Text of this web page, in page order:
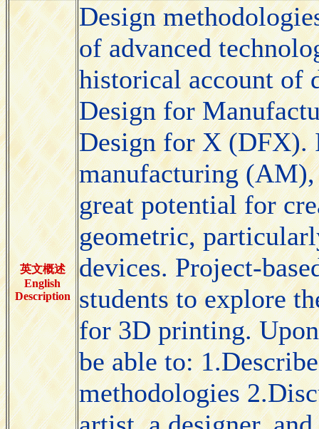
英文概述
English
Description
Design
of advanced
historical account of
Design for
Design for X (DFX).
manufacturing
great potential for
geometric,
devices. Project-
students to explore
for 3D printing.
be able to:
methodologies